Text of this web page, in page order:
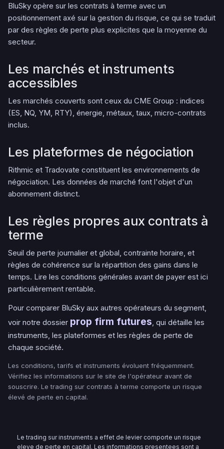
BluSky opère sur les contrats à terme avec un
positionnement axé sur la gestion du risque, ce qui se traduit
par des règles de perte plus explicites que la moyenne du
secteur.
Les marchés et instruments
accessibles
Les marchés couverts sont ceux du CME Group : indices
(ES, NQ, YM, RTY), énergie, métaux, taux, micro-contrats
inclus.
Les plateformes de négociation
Rithmic et Tradovate constituent les environnements de
négociation. Les données de marché font l'objet d'un
abonnement distinct.
Les règles propres aux contrats à
terme
Seuil de perte journalier et global, contrainte horaire, et
règles de cohérence sur la répartition des gains dans le
temps. Lire les conditions générales avant de payer est ici
particulièrement rentable.
Pour comparer BluSky aux autres opérateurs du segment,
voir notre dossier prop firm futures , qui détaille les
instruments, les plateformes et les règles de perte de
chaque société.
Les conditions, tarifs et instruments évoluent fréquemment.
Vérifiez les informations sur le site de l'opérateur avant de
souscrire. Le trading sur contrats à terme comporte un risque
élevé de perte en capital.
Le trading sur instruments a effet de levier comporte un risque
eleve de perte en capital. Les informations presentees sont a